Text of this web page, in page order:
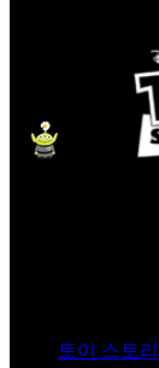
토이 스토